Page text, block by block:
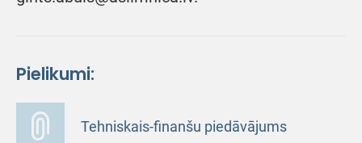
Pielikumi:
Tehniskais-finanšu piedāvājums